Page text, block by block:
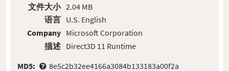
文件大小
语言
Company
描述
2.04 MB
U.S. English
Microsoft Corporation
Direct3D 11 Runtime
MD5:
8e5c2b32ee4166a3084b133183a00f2a